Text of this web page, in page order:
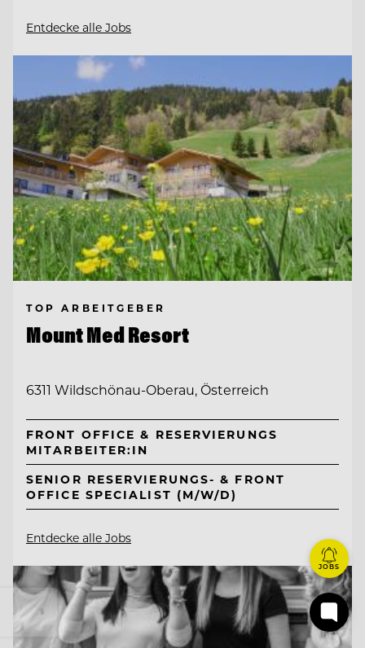
Entdecke alle Jobs
TOP ARBEITGEBER
Mount Med Resort
6311 Wildschönau-Oberau, Österreich
FRONT OFFICE & RESERVIERUNGS
MITARBEITER:IN
SENIOR RESERVIERUNGS- & FRONT
OFFICE SPECIALIST (M/W/D)
Entdecke alle Jobs
JOBS